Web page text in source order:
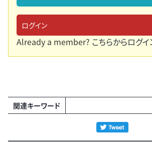
ログイン
Already a member? こちらからログイ
関連キーワード